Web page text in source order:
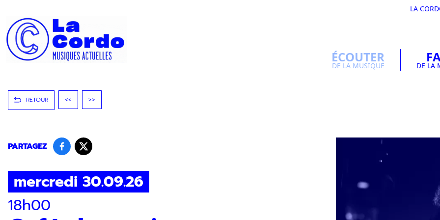
LA
ÉCOUTER
DE LA MUSIQUE DE LA
RETOUR << >>
PARTAGEZ
mercredi 30.09.26
18h00